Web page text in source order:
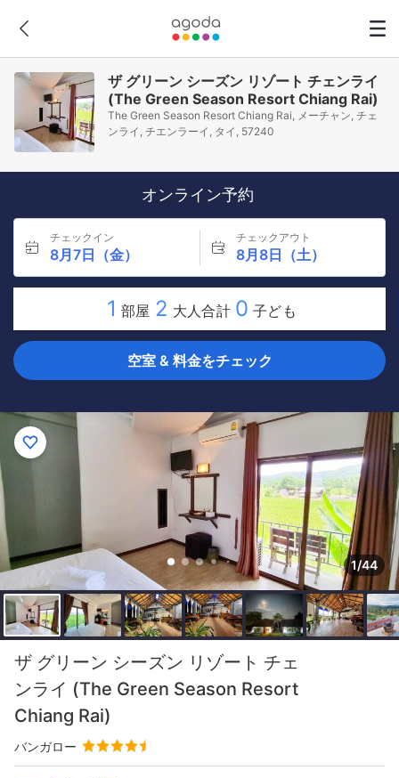
ザ グリーン シーズン リゾート チェンライ
(The Green Season Resort Chiang Rai)
The Green Season Resort Chiang Rai, メーチャン, チェ
ンライ, チエンラーイ, タイ, 57240
オンライン予約
チェックイン
8月7日（金）
チェックアウト
8月8日（土）
1 部屋 2 大人合計 0 子ども
空室 & 料金をチェック
1/44
ザ グリーン シーズン リゾート チェ
ンライ (The Green Season Resort
Chiang Rai)
バンガロー